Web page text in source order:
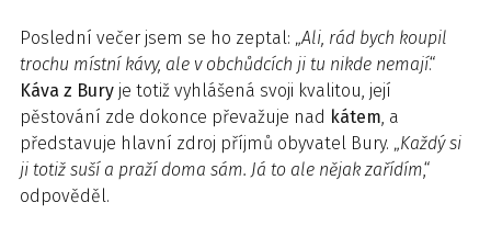
Poslední večer jsem se ho zeptal: „Ali, rád bych koupil
trochu místní kávy, ale v obchůdcích ji tu nikde nemají.“
Káva z Bury je totiž vyhlášená svoji kvalitou, její
pěstování zde dokonce převažuje nad kátem, a
představuje hlavní zdroj příjmů obyvatel Bury. „Každý si
ji totiž suší a praží doma sám. Já to ale nějak zařídím,“
odpověděl.